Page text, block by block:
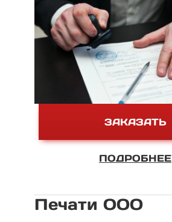
ЗАКАЗАТЬ
ПОДРОБНЕЕ
Печати ООО